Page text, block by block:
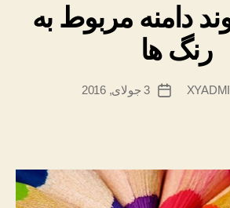
دامنه مربوط به
رنگ ها
تاریخ
3 جولای, 2016